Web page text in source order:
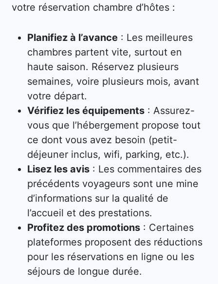
votre réservation chambre d’hôtes :
Planifiez à l’avance : Les meilleures
chambres partent vite, surtout en
haute saison. Réservez plusieurs
semaines, voire plusieurs mois, avant
votre départ.
Vérifiez les équipements : Assurez-
vous que l’hébergement propose tout
ce dont vous avez besoin (petit-
déjeuner inclus, wifi, parking, etc.).
Lisez les avis : Les commentaires des
précédents voyageurs sont une mine
d’informations sur la qualité de
l’accueil et des prestations.
Profitez des promotions : Certaines
plateformes proposent des réductions
pour les réservations en ligne ou les
séjours de longue durée.